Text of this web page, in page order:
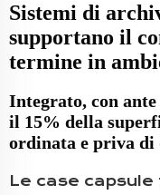
Sistemi di
supportano il
termine in
Integrato, con
il 15% della
ordinata e priva di
Le case